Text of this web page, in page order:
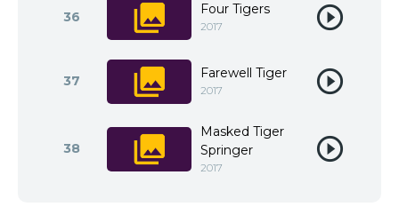
36 Four Tigers
2017
37 Farewell Tiger
2017
38
Masked Tiger
Springer
2017